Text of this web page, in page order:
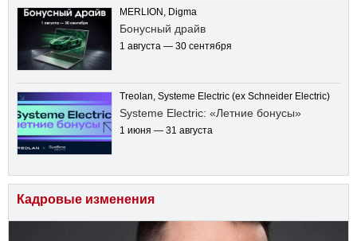
MERLION, Digma
Бонусный драйв
1 августа — 30 сентября
Treolan, Systeme Electric (ex Schneider Electric)
Systeme Electric: «Летние бонусы»
1 июня — 31 августа
Кадровые изменения